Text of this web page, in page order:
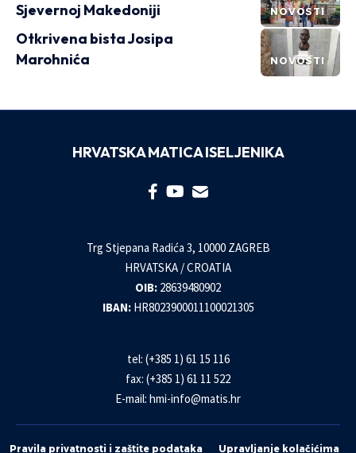
NOVOSTI
Sjevernoj Makedoniji
NOVOSTI
Otkrivena bista Josipa
Marohnića
HRVATSKA MATICA ISELJENIKA
Trg Stjepana Radića 3, 10000 ZAGREB
HRVATSKA / CROATIA
OIB: 28639480902
IBAN: HR8023900011100021305
tel: (+385 1) 61 15 116
fax: (+385 1) 61 11 522
E-mail: hmi-info@matis.hr
Pravila privatnosti i zaštite podataka Upravljanje kolačićima